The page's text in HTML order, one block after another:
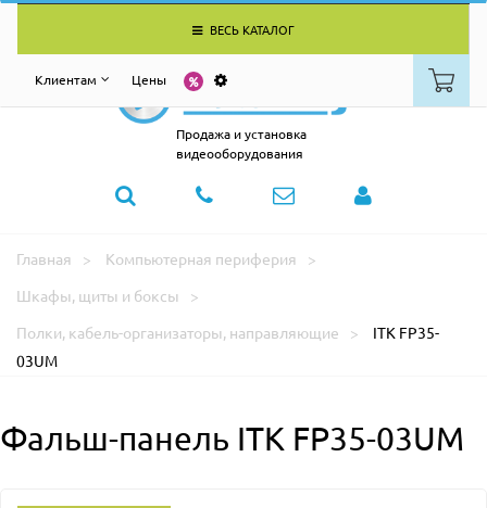
ВЕСЬ КАТАЛОГ
Клиентам Цены
Продажа и установка
видеооборудования
Главная
Компьютерная периферия
Шкафы, щиты и боксы
Полки, кабель-организаторы, направляющие
ITK FP35-
03UM
Фальш-панель ITK FP35-03UM